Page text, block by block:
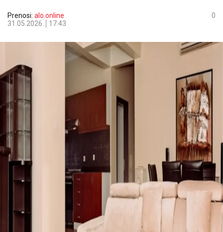
Prenosi: alo.online
31.05.2026.
17:43
0